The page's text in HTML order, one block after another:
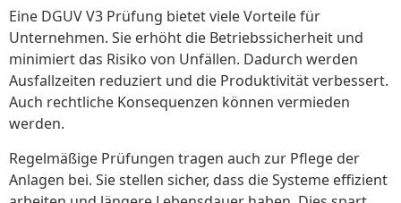
Eine DGUV V3 Prüfung bietet viele Vorteile für
Unternehmen. Sie erhöht die Betriebssicherheit und
minimiert das Risiko von Unfällen. Dadurch werden
Ausfallzeiten reduziert und die Produktivität verbessert.
Auch rechtliche Konsequenzen können vermieden
werden.
Regelmäßige Prüfungen tragen auch zur Pflege der
Anlagen bei. Sie stellen sicher, dass die Systeme effizient